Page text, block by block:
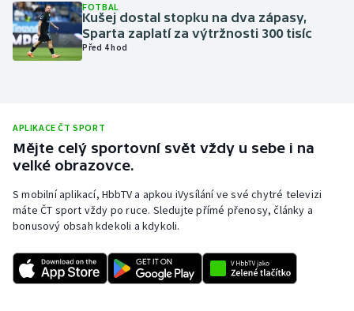
Parasport
Plavání
Rychlostní kanoistika
Short track
FOTBAL
Kušej dostal stopku na dva zápasy,
Sparta zaplatí za výtržnosti 300 tisíc
Před 4 hod
APLIKACE ČT SPORT
Mějte celý sportovní svět vždy u sebe i na
velké obrazovce.
S mobilní aplikací, HbbTV a apkou iVysílání ve své chytré televizi
máte ČT sport vždy po ruce. Sledujte přímé přenosy, články a
bonusový obsah kdekoli a kdykoli.